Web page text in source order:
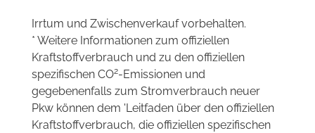
Irrtum und Zwischenverkauf vorbehalten.
* Weitere Informationen zum offiziellen
Kraftstoffverbrauch und zu den offiziellen
spezifischen CO2-Emissionen und
gegebenenfalls zum Stromverbrauch neuer
Pkw können dem 'Leitfaden über den offiziellen
Kraftstoffverbrauch, die offiziellen spezifischen